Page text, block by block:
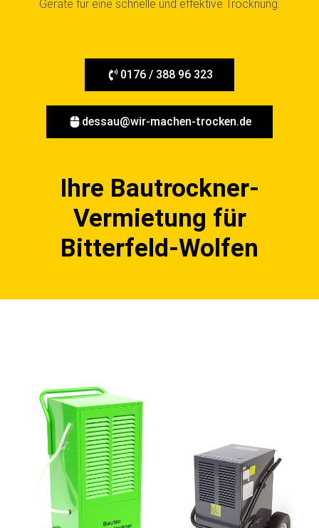
Geräte für eine schnelle und effektive Trocknung.
0176 / 388 96 323
dessau@wir-machen-trocken.de
Ihre Bautrockner-
Vermietung für
Bitterfeld-Wolfen